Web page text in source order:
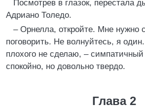
Посмотрев в глазок,
Адриано Толедо.
– Орнелла, откройте. Мне нужно
поговорить. Не волнуйтесь, я
плохого не сделаю, –
спокойно, но довольно твердо.
Глава 2